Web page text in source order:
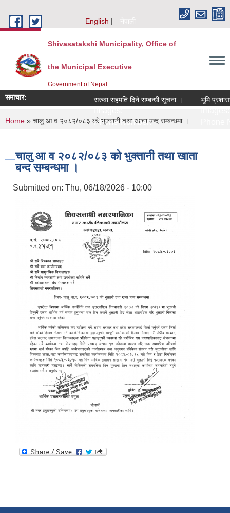
English
नेपाली
Shivasatakshi Municipality, Office of
the Municipal Executive
Government of Nepal
समाचार: सरुवा सहमति दिने सम्बन्धी सूचना ।
Phone Number:
भूमि
You are here
Home » चालु आ व २०८२/०८३ को भुक्तानी तथा खाता बन्द सम्बन्धमा ।
चालु आ व २०८२/०८३ को भुक्तानी तथा खाता
बन्द सम्बन्धमा ।
Submitted on: Thu, 06/18/2026 - 10:00